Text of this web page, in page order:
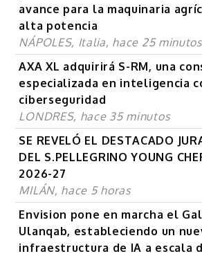
avance para la maquinaria
alta potencia
NÁPOLES, Italia, hace 25 minutos
AXA XL adquirirá S-RM, una
especializada en inteligencia
ciberseguridad
LONDRES, hace 35 minutos
SE REVELÓ EL DESTACADO
DEL S.PELLEGRINO YOUNG
2026-27
MILÁN, hace 5 horas
Envision pone en marcha el
Ulanqab, estableciendo un
infraestructura de IA a escala